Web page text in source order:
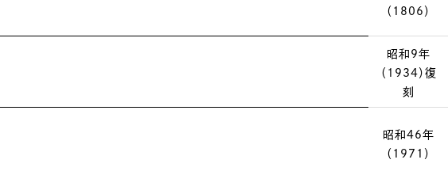
（1806）
昭和9年
（1934）復
刻
昭和46年
（1971）